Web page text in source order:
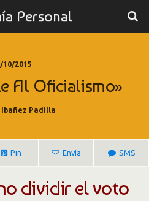
Personal
10/2015
Al Oficialismo»
Ibañez Padilla
Pin Envía SMS
dividir el voto